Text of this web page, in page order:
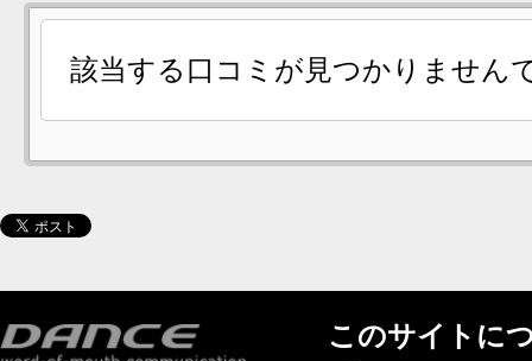
該当する口コミが見つかりません
このサイトに